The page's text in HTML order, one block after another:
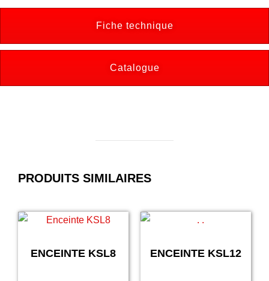
Fiche technique
Catalogue
PRODUITS SIMILAIRES
ENCEINTE KSL8 ENCEINTE KSL12